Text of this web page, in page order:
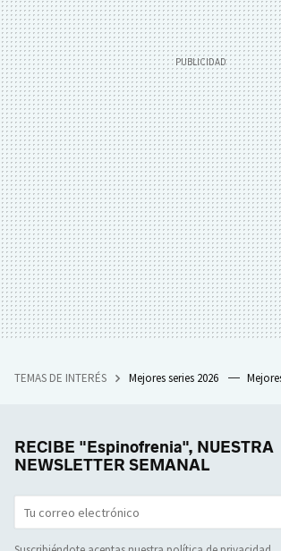
TEMAS DE INTERÉS Mejores series 2026
RECIBE "Espinofrenia", NUESTRA
NEWSLETTER SEMANAL